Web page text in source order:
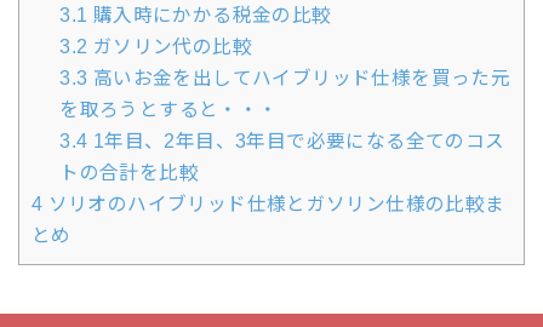
3.1 購入時にかかる税金の比較
3.2 ガソリン代の比較
3.3 高いお金を出してハイブリッド仕様を買った元
を取ろうとすると・・・
3.4 1年目、2年目、3年目で必要になる全てのコス
トの合計を比較
4 ソリオのハイブリッド仕様とガソリン仕様の比較ま
とめ